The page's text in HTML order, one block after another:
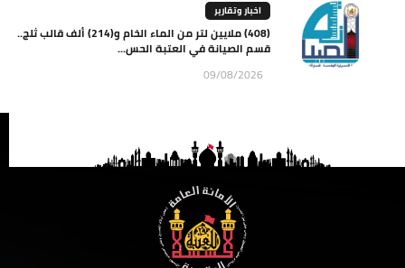
اخبار وتقارير
(408) ملايين لتر من الماء الخام و(214) ألف قالب ثلج..
قسم الصيانة في العتبة الحس...
09/08/2026